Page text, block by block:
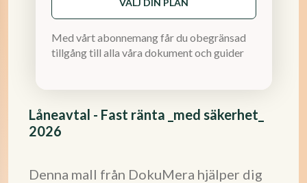
Låneavtal - Fast ränta _med säkerhet_
2026
Denna mall från DokuMera hjälper dig
VÄLJ DIN PLAN
Med vårt abonnemang får du obegränsad
tillgång till alla våra dokument och guider